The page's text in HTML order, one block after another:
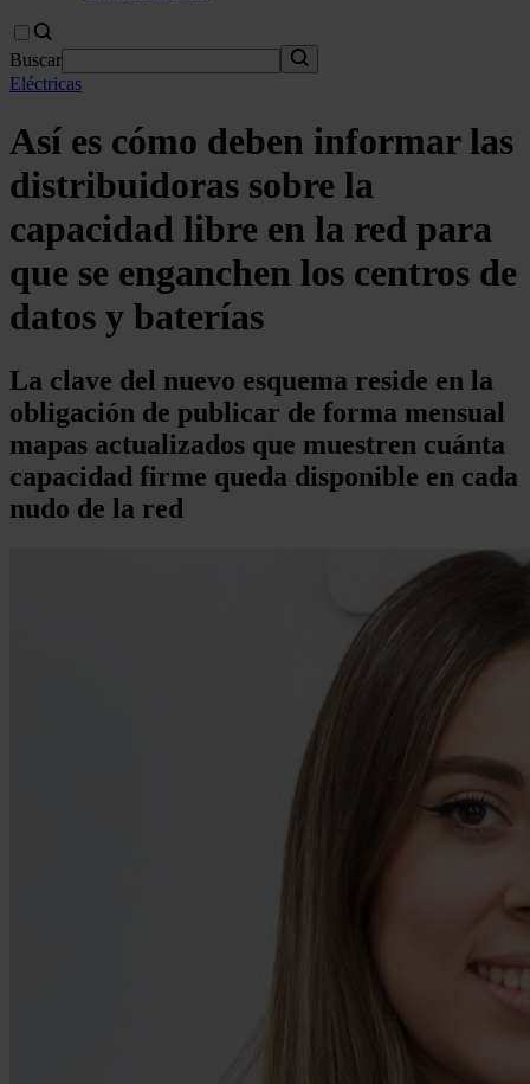
Buscar
Eléctricas
Así es cómo deben informar las
distribuidoras sobre la
capacidad libre en la red para
que se enganchen los centros de
datos y baterías
La clave del nuevo esquema reside en la
obligación de publicar de forma mensual
mapas actualizados que muestren cuánta
capacidad firme queda disponible en cada
nudo de la red